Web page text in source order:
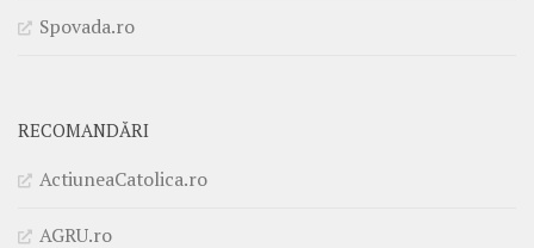
Spovada.ro
RECOMANDĂRI
ActiuneaCatolica.ro
AGRU.ro